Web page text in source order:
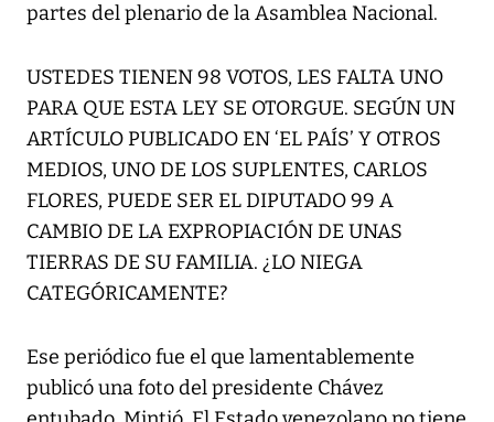
partes del plenario de la Asamblea Nacional.
USTEDES TIENEN 98 VOTOS, LES FALTA UNO
PARA QUE ESTA LEY SE OTORGUE. SEGÚN UN
ARTÍCULO PUBLICADO EN ‘EL PAÍS’ Y OTROS
MEDIOS, UNO DE LOS SUPLENTES, CARLOS
FLORES, PUEDE SER EL DIPUTADO 99 A
CAMBIO DE LA EXPROPIACIÓN DE UNAS
TIERRAS DE SU FAMILIA. ¿LO NIEGA
CATEGÓRICAMENTE?
Ese periódico fue el que lamentablemente
publicó una foto del presidente Chávez